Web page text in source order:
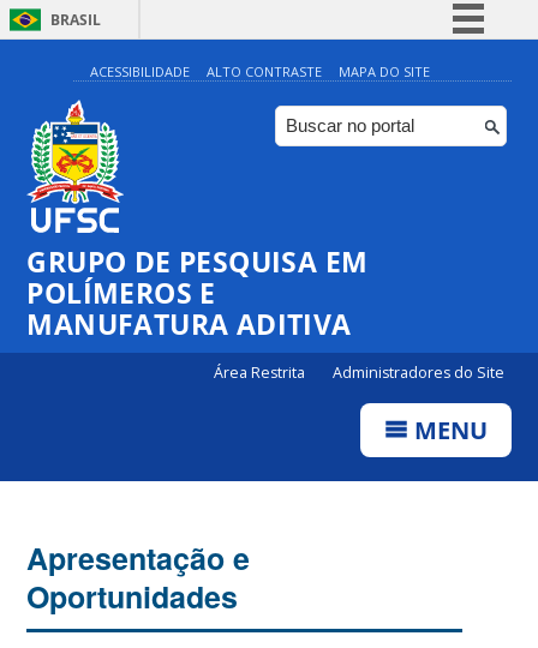
BRASIL
Simplifique!
Comunica BR
Participe
Canais
ACESSIBILIDADE ALTO CONTRASTE MAPA DO SITE
GRUPO DE PESQUISA EM
POLÍMEROS E
MANUFATURA ADITIVA
Área Restrita Administradores do Site
MENU
Apresentação e
Oportunidades